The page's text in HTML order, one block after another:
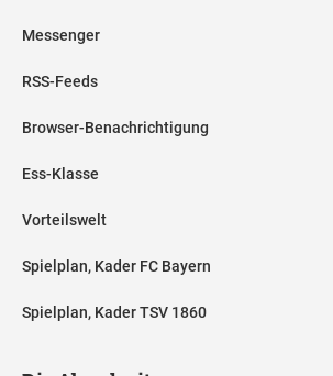
Messenger
RSS-Feeds
Browser-Benachrichtigung
Ess-Klasse
Vorteilswelt
Spielplan, Kader FC Bayern
Spielplan, Kader TSV 1860